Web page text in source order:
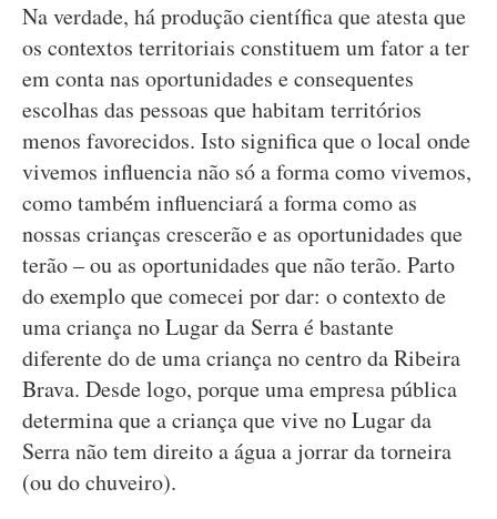
Na verdade, há produção científica que atesta que
os contextos territoriais constituem um fator a ter
em conta nas oportunidades e consequentes
escolhas das pessoas que habitam territórios
menos favorecidos. Isto significa que o local onde
vivemos influencia não só a forma como vivemos,
como também influenciará a forma como as
nossas crianças crescerão e as oportunidades que
terão – ou as oportunidades que não terão. Parto
do exemplo que comecei por dar: o contexto de
uma criança no Lugar da Serra é bastante
diferente do de uma criança no centro da Ribeira
Brava. Desde logo, porque uma empresa pública
determina que a criança que vive no Lugar da
Serra não tem direito a água a jorrar da torneira
(ou do chuveiro).